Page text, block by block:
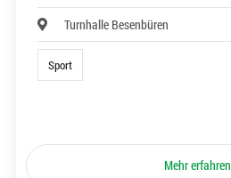
Turnhalle Besenbüren
Sport
Mehr erfahren